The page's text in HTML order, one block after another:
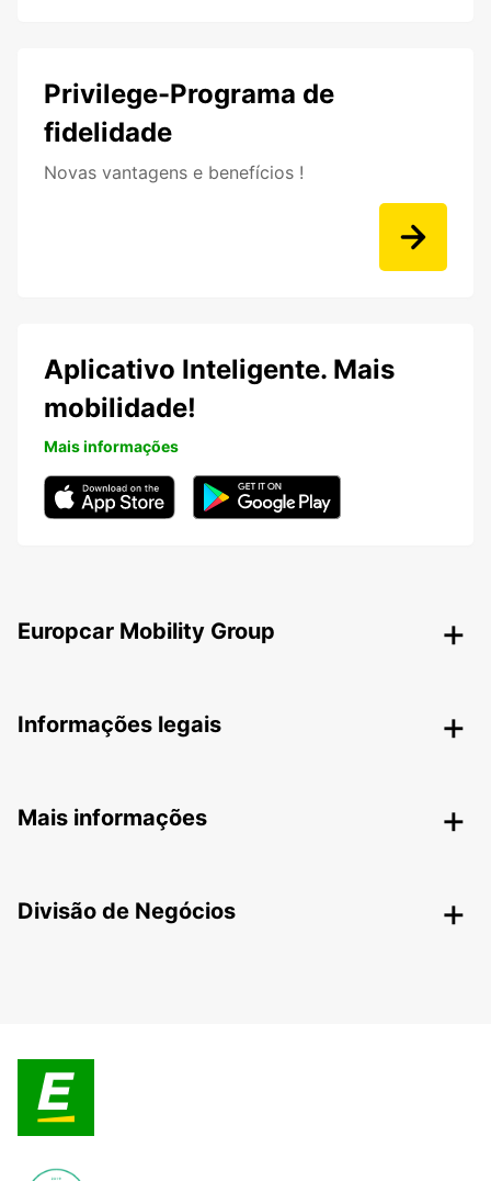
Privilege-Programa de
fidelidade
Novas vantagens e benefícios !
Aplicativo Inteligente. Mais
mobilidade!
Mais informações
Europcar Mobility Group
Informações legais
Mais informações
Divisão de Negócios